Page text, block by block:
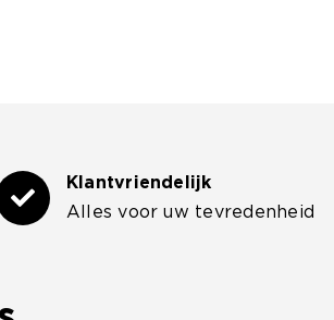
Klantvriendelijk
Alles voor uw tevredenheid